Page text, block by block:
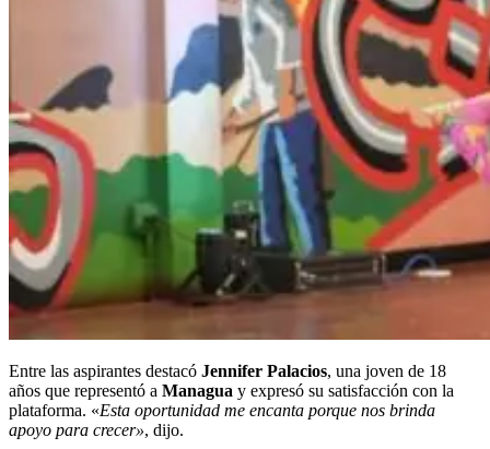
Entre las aspirantes destacó Jennifer Palacios, una joven de 18
años que representó a Managua y expresó su satisfacción con la
plataforma. «Esta oportunidad me encanta porque nos brinda
apoyo para crecer», dijo.